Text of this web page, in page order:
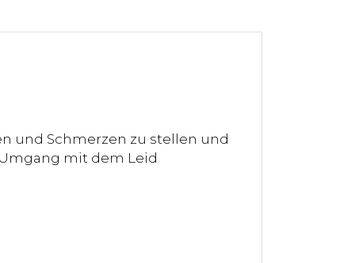
und Schmerzen zu stellen und
mit dem Leid